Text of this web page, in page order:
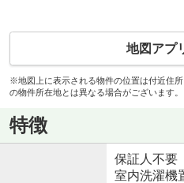
地図アプ
※地図上に表示される物件の位置は付近住
の物件所在地とは異なる場合がございます。
特徴
保証人不要
室内洗濯機